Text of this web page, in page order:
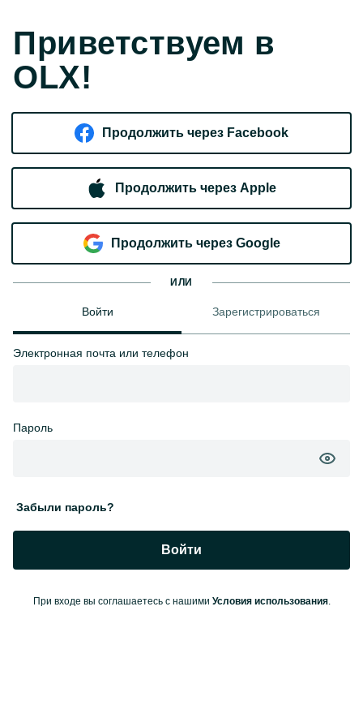
Приветствуем в
OLX!
Продолжить через Facebook
Продолжить через Apple
Продолжить через Google
ИЛИ
Войти Зарегистрироваться
Электронная почта или телефон
Пароль
Забыли пароль?
Войти
При входе вы соглашаетесь с нашими Условия использования.